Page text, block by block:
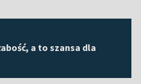
a to szansa dla